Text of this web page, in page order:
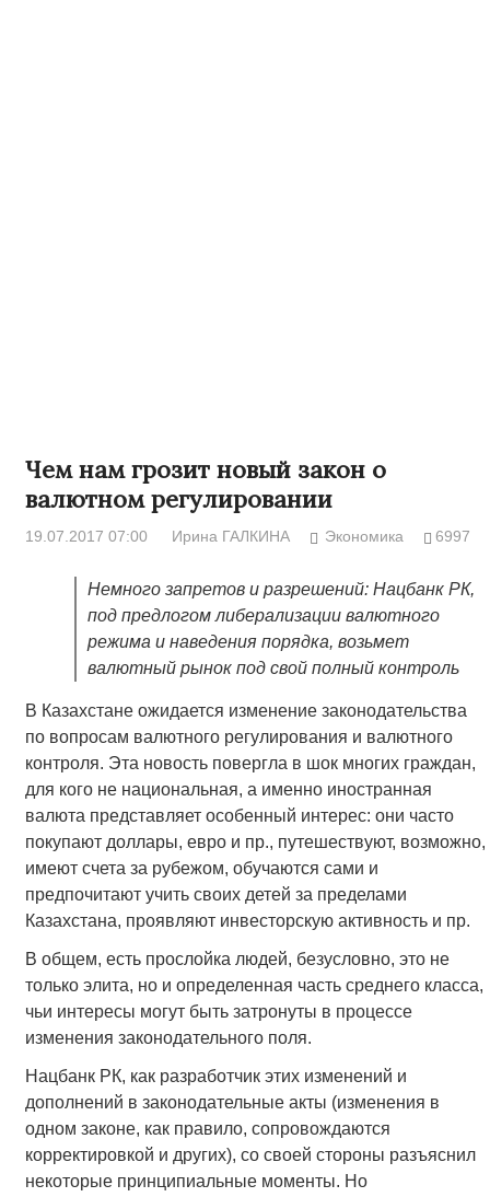
Чем нам грозит новый закон о
валютном регулировании
19.07.2017 07:00 Ирина ГАЛКИНА Экономика 6997
Немного запретов и разрешений: Нацбанк РК,
под предлогом либерализации валютного
режима и наведения порядка, возьмет
валютный рынок под свой полный контроль
В Казахстане ожидается изменение законодательства
по вопросам валютного регулирования и валютного
контроля. Эта новость повергла в шок многих граждан,
для кого не национальная, а именно иностранная
валюта представляет особенный интерес: они часто
покупают доллары, евро и пр., путешествуют, возможно,
имеют счета за рубежом, обучаются сами и
предпочитают учить своих детей за пределами
Казахстана, проявляют инвесторскую активность и пр.
В общем, есть прослойка людей, безусловно, это не
только элита, но и определенная часть среднего класса,
чьи интересы могут быть затронуты в процессе
изменения законодательного поля.
Нацбанк РК, как разработчик этих изменений и
дополнений в законодательные акты (изменения в
одном законе, как правило, сопровождаются
корректировкой и других), со своей стороны разъяснил
некоторые принципиальные моменты. Но